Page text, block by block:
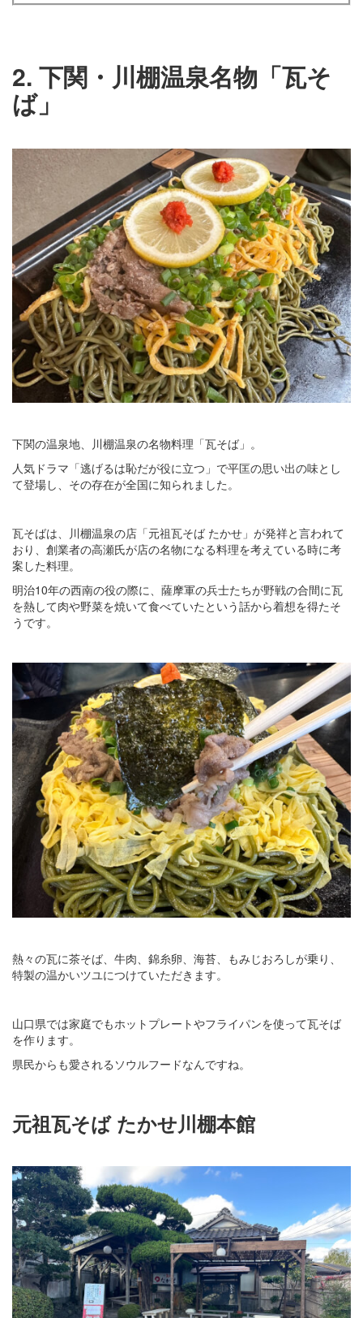
2. 下関・川棚温泉名物「瓦そ
ば」
下関の温泉地、川棚温泉の名物料理「瓦そば」。
人気ドラマ「逃げるは恥だが役に立つ」で平匡の思い出の味とし
て登場し、その存在が全国に知られました。
瓦そばは、川棚温泉の店「元祖瓦そば たかせ」が発祥と言われて
おり、創業者の高瀬氏が店の名物になる料理を考えている時に考
案した料理。
明治10年の西南の役の際に、薩摩軍の兵士たちが野戦の合間に瓦
を熱して肉や野菜を焼いて食べていたという話から着想を得たそ
うです。
熱々の瓦に茶そば、牛肉、錦糸卵、海苔、もみじおろしが乗り、
特製の温かいツユにつけていただきます。
山口県では家庭でもホットプレートやフライパンを使って瓦そば
を作ります。
県民からも愛されるソウルフードなんですね。
元祖瓦そば たかせ川棚本館